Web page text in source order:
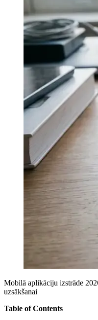
Mobilā aplikāciju izstrāde
uzsākšanai
Table of Contents